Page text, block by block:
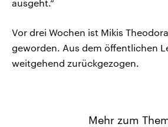
ausgeht.“
Vor drei Wochen ist Mikis
geworden. Aus dem öffentlichen
weitgehend zurückgezogen.
Mehr zum